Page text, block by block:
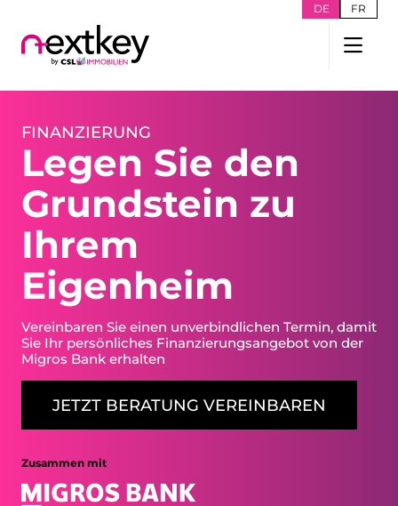
DE FR
FINANZIERUNG
Legen Sie den
Grundstein zu
Ihrem
Eigenheim
Vereinbaren Sie einen unverbindlichen Termin, damit
Sie Ihr persönliches Finanzierungsangebot von der
Migros Bank erhalten
JETZT BERATUNG VEREINBAREN
Zusammen mit